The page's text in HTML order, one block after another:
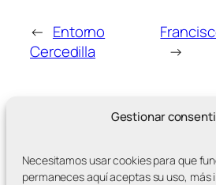
Gestionar
Necesitamos usar cookies para que
permaneces aquí aceptas su uso, más
← Entorno
Cercedilla
→
MÁS ENTRADAS